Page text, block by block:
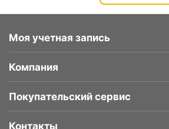
Моя учетная запись
Компания
Покупательский сервис
Контакты